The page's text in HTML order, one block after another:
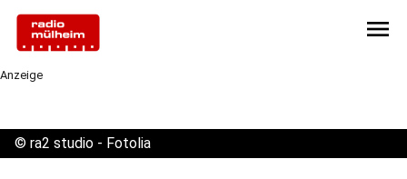
menu
Anzeige
© ra2 studio - Fotolia